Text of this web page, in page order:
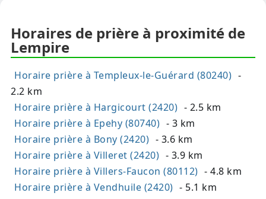
Horaires de prière à proximité de
Lempire
Horaire prière à Templeux-le-Guérard (80240) -
2.2 km
Horaire prière à Hargicourt (2420) - 2.5 km
Horaire prière à Epehy (80740) - 3 km
Horaire prière à Bony (2420) - 3.6 km
Horaire prière à Villeret (2420) - 3.9 km
Horaire prière à Villers-Faucon (80112) - 4.8 km
Horaire prière à Vendhuile (2420) - 5.1 km